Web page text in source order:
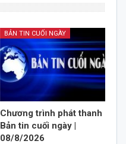
BẢN TIN CUỐI NGÀY
Chương trình phát thanh
Bản tin cuối ngày |
08/8/2026